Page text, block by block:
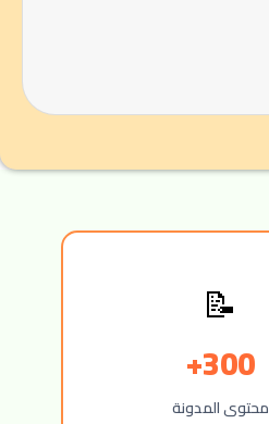
📝
300+
محتوى المدونة